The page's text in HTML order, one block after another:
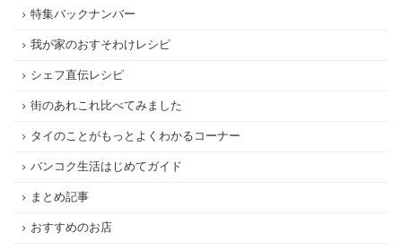
特集バックナンバー
我が家のおすそわけレシピ
シェフ直伝レシピ
街のあれこれ比べてみました
タイのことがもっとよくわかるコーナー
バンコク生活はじめてガイド
まとめ記事
おすすめのお店